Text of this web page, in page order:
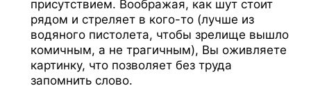
присутствием. Воображая, как шут стоит
рядом и стреляет в кого-то (лучше из
водяного пистолета, чтобы зрелище вышло
комичным, а не трагичным), Вы оживляете
картинку, что позволяет без труда
запомнить слово.